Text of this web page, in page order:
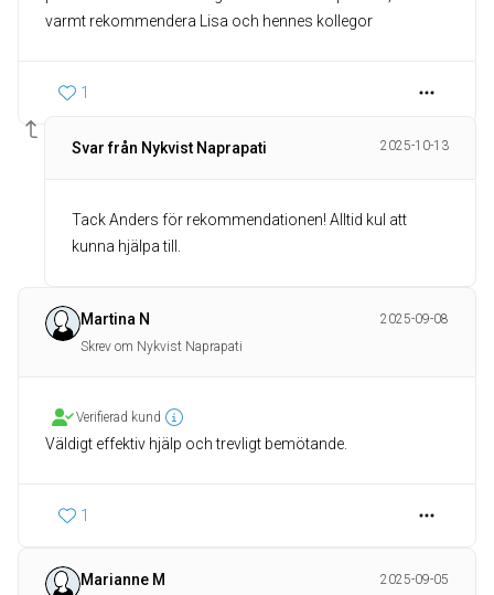
varmt rekommendera Lisa och hennes kollegor
1
Svar från Nykvist Naprapati 2025-10-13
Tack Anders för rekommendationen! Alltid kul att
kunna hjälpa till.
Martina N
2025-09-08
Skrev om Nykvist Naprapati
Verifierad kund
Väldigt effektiv hjälp och trevligt bemötande.
1
Marianne M
2025-09-05